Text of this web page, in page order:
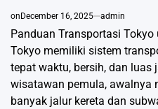
on December 16, 2025 admin
Panduan Transportasi
Tokyo memiliki sistem
tepat waktu, bersih, dan luas
wisatawan pemula, awalnya
banyak jalur kereta dan